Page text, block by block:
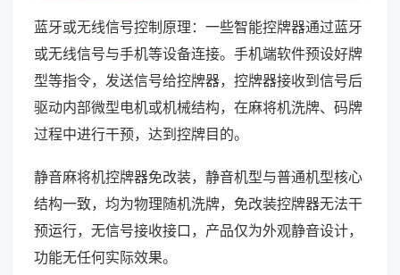
蓝牙或无线信号控制原理：一些智能控牌器通过蓝牙
或无线信号与手机等设备连接。手机端软件预设好牌
型等指令，发送信号给控牌器，控牌器接收到信号后
驱动内部微型电机或机械结构，在麻将机洗牌、码牌
过程中进行干预，达到控牌目的。
静音麻将机控牌器免改装，静音机型与普通机型核心
结构一致，均为物理随机洗牌，免改装控牌器无法干
预运行，无信号接收接口，产品仅为外观静音设计，
功能无任何实际效果。